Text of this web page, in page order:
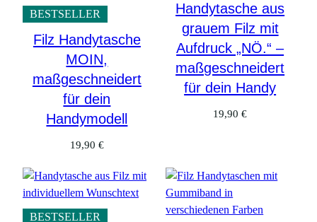
BESTSELLER
Filz Handytasche
MOIN,
maßgeschneidert
für dein
Handymodell
19,90 €
Handytasche aus
grauem Filz mit
Aufdruck „NÖ.“ –
maßgeschneidert
für dein Handy
19,90€
BESTSELLER